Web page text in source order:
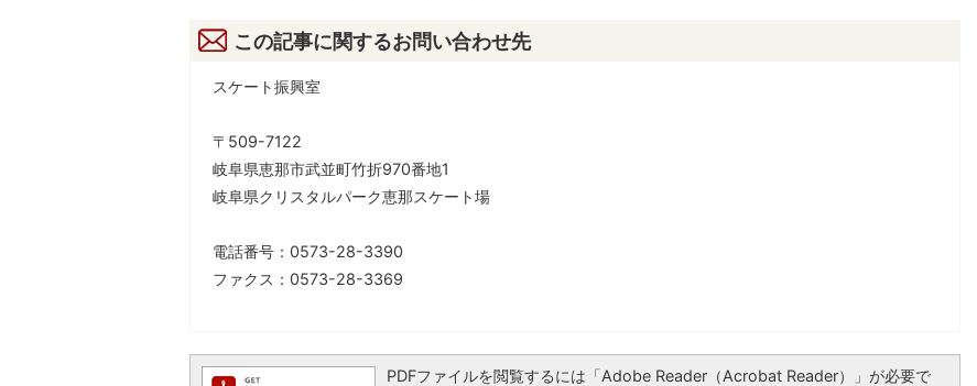
この記事に関するお問い合わせ先
スケート振興室
〒509-7122
岐阜県恵那市武並町竹折970番地1
岐阜県クリスタルパーク恵那スケート場
電話番号：0573-28-3390
ファクス：0573-28-3369
PDFファイルを閲覧するには「Adobe Reader（Acrobat Reader）」が必要で